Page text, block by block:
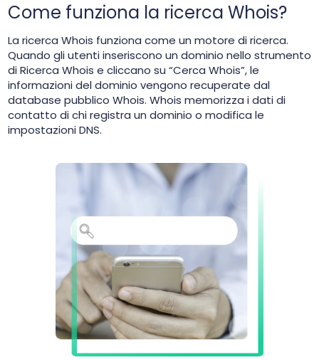
Come funziona la ricerca Whois?
La ricerca Whois funziona come un motore di ricerca.
Quando gli utenti inseriscono un dominio nello strumento
di Ricerca Whois e cliccano su “Cerca Whois”, le
informazioni del dominio vengono recuperate dal
database pubblico Whois. Whois memorizza i dati di
contatto di chi registra un dominio o modifica le
impostazioni DNS.